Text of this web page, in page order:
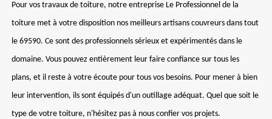
Pour vos travaux de toiture, notre entreprise Le Professionnel de la
toiture met à votre disposition nos meilleurs artisans couvreurs dans tout
le 69590. Ce sont des professionnels sérieux et expérimentés dans le
domaine. Vous pouvez entièrement leur faire confiance sur tous les
plans, et il reste à votre écoute pour tous vos besoins. Pour mener à bien
leur intervention, ils sont équipés d'un outillage adéquat. Quel que soit le
type de votre toiture, n'hésitez pas à nous confier vos projets.